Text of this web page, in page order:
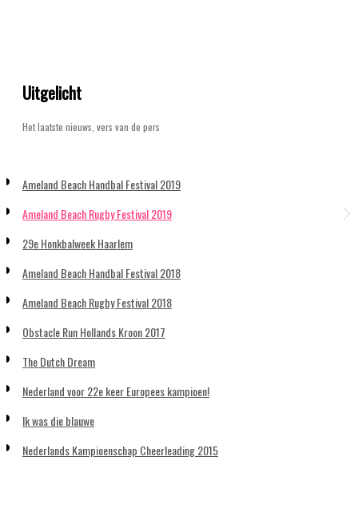
Uitgelicht
Het laatste nieuws, vers van de pers
Ameland Beach Handbal Festival 2019
Ameland Beach Rugby Festival 2019
29e Honkbalweek Haarlem
Ameland Beach Handbal Festival 2018
Ameland Beach Rugby Festival 2018
Obstacle Run Hollands Kroon 2017
The Dutch Dream
Nederland voor 22e keer Europees kampioen!
Ik was die blauwe
Nederlands Kampioenschap Cheerleading 2015